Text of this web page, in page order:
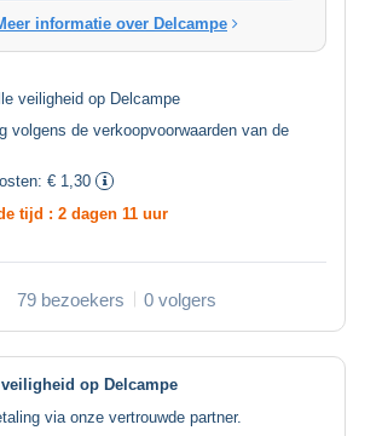
informatie over Delcampe
veiligheid op Delcampe
volgens deverkoopvoorwaarden van de
€ 1,30
tijd : 2 dagen 11 uur
79 bezoekers 0 volgers
op Delcampe
via onze vertrouwde partner.